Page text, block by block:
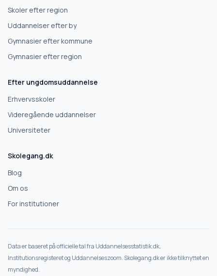
Skoler efter region
Uddannelser efter by
Gymnasier efter kommune
Gymnasier efter region
Efter ungdomsuddannelse
Erhvervsskoler
Videregående uddannelser
Universiteter
Skolegang.dk
Blog
Om os
For institutioner
Data er baseret på officielle tal fra Uddannelsesstatistik.dk,
Institutionsregisteret og Uddannelseszoom. Skolegang.dk er ikke tilknyttet en
myndighed.